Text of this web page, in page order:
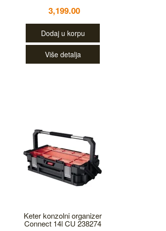
3,199.00
Dodaj u korpu
Više detalja
Keter konzolni organizer
Connect 14l CU 238274